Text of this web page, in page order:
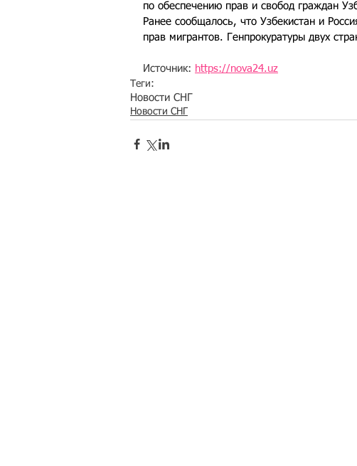
по обеспечению прав и свобод граждан
Ранее сообщалось, что Узбекистан и
прав мигрантов. Генпрокуратуры двух
Источник: https://nova24.uz
Теги:
Новости СНГ
Новости СНГ